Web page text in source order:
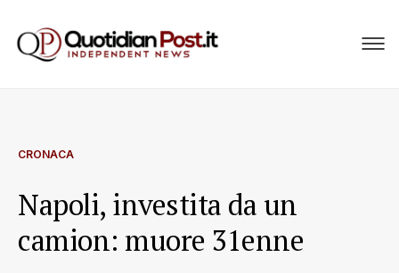
CRONACA
Napoli, investita da un
camion: muore 31enne